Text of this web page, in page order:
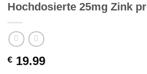
Hochdosierte 25mg Zink
€ 19.99